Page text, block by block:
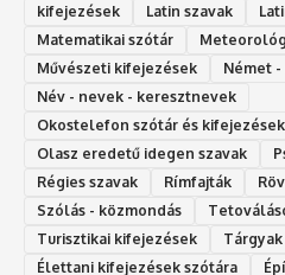
kifejezések
Latin szavak
Matematikai szótár
Művészeti kifejezések
Német
Név - nevek - keresztnevek
Okostelefon szótár és kifejezések
Olasz eredetű idegen szavak
Régies szavak
Rímfajták
Szólás - közmondás
Turisztikai kifejezések
Tárgyak
Élettani kifejezések szótára